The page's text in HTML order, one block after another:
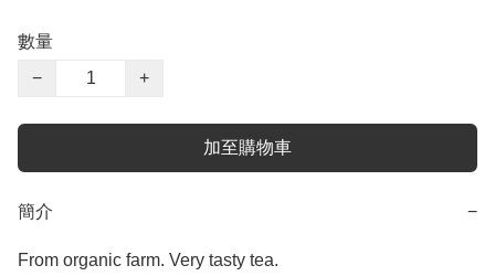
數量
−
+
加至購物車
簡介 −
From organic farm. Very tasty tea.